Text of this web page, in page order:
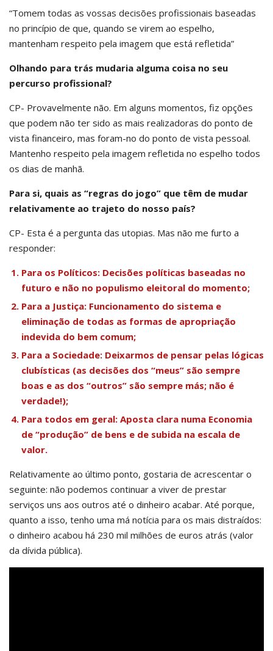
“Tomem todas as vossas decisões profissionais baseadas
no princípio de que, quando se virem ao espelho,
mantenham respeito pela imagem que está refletida”
Olhando para trás mudaria alguma coisa no seu
percurso profissional?
CP- Provavelmente não. Em alguns momentos, fiz opções
que podem não ter sido as mais realizadoras do ponto de
vista financeiro, mas foram-no do ponto de vista pessoal.
Mantenho respeito pela imagem refletida no espelho todos
os dias de manhã.
Para si, quais as “regras do jogo” que têm de mudar
relativamente ao trajeto do nosso país?
CP- Esta é a pergunta das utopias. Mas não me furto a
responder:
Para os Políticos: Decisões políticas baseadas no
futuro e não no populismo eleitoral do momento;
Para a Justiça: Funcionamento do sistema e
eliminação de todas as formas de apropriação
indevida do bem comum;
Para a Sociedade: Deixarmos de pensar pelas lógicas
clubísticas (as decisões dos “meus” são sempre
boas e as dos “outros” são sempre más; não é
verdade!);
Para todos em geral: Aposta clara numa Economia
de “produção” de bens e de subida na escala de
valor.
Relativamente ao último ponto, gostaria de acrescentar o
seguinte: não podemos continuar a viver de prestar
serviços uns aos outros até o dinheiro acabar. Até porque,
quanto a isso, tenho uma má notícia para os mais distraídos:
o dinheiro acabou há 230 mil milhões de euros atrás (valor
da dívida pública).